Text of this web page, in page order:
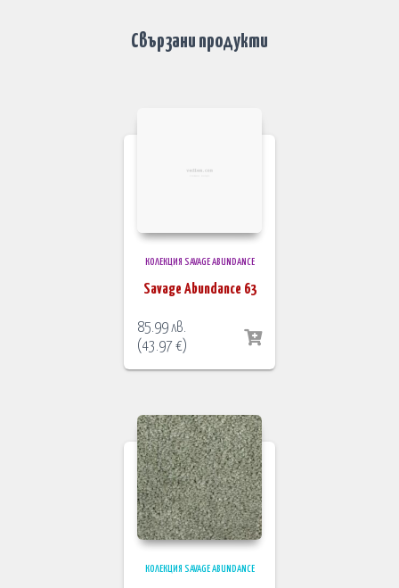
Свързани продукти
КОЛЕКЦИЯ SAVAGE ABUNDANCE
Savage Abundance 63
85.99лв.
(43.97€)
КОЛЕКЦИЯ SAVAGE ABUNDANCE